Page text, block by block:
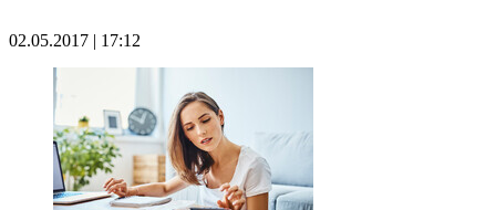
02.05.2017 | 17:12